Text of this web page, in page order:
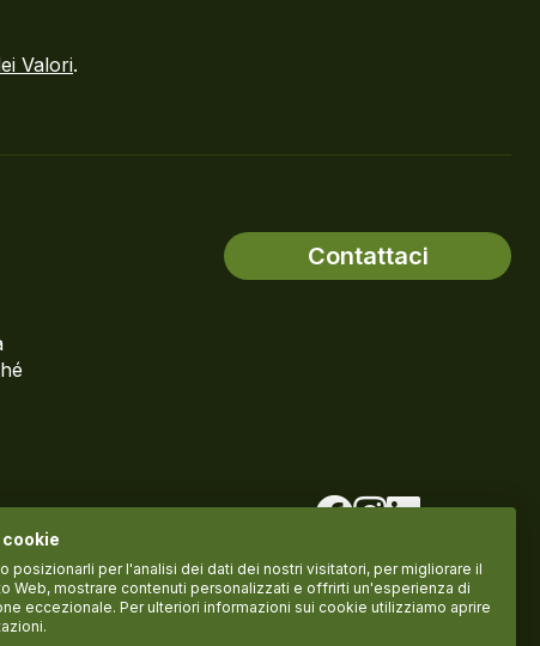
Valori.
Contattaci
posizionarli per l'analisi dei dati dei nostri visitatori, per migliorare il
Web, mostrare contenuti personalizzati e offrirti un'esperienza di
eccezionale. Per ulteriori informazioni sui cookie utilizziamo aprire